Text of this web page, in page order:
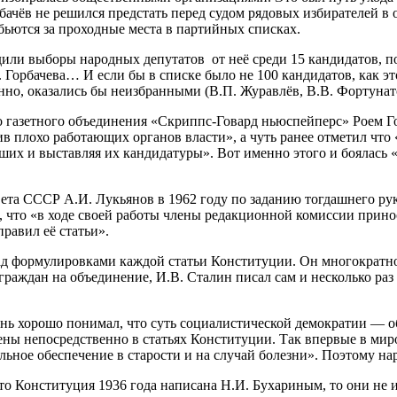
не решился предстать перед судом рядовых
за проходные места в партийных списках.
выборы народных депутатов от неё среди 15 кандидатов,
И если бы в списке было не 100 кандидатов, как
оказались бы неизбранными (В.П. Журавлёв, В.В.
объединения «Скриппс-Говард ньюспейперс» Роем
работающих органов власти», а чуть ранее отметил
и выставляя их кандидатуры». Вот именно этого и боялась
СССР А.И. Лукьянов в 1962 году по заданию тогдашнего
«в ходе своей работы члены редакционной комиссии
её статьи».
каждой статьи Конституции. Он
на объединение, И.В. Сталин писал сам и несколько
хорошо понимал, что суть социалистической демократии —
непосредственно в статьях Конституции. Так впервые в
обеспечение в старости и на случай болезни». Поэтому
Конституция 1936 года написана Н.И. Бухариным, то они